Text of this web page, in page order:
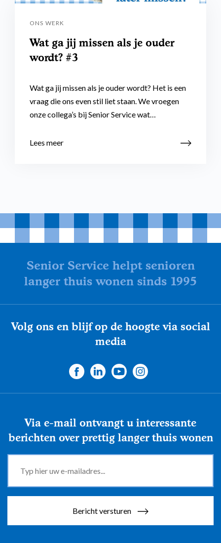
ONS WERK
Wat ga jij missen als je ouder
wordt? #3
Wat ga jij missen als je ouder wordt? Het is een
vraag die ons even stil liet staan. We vroegen
onze collega’s bij Senior Service wat…
Lees meer
Senior Service helpt senioren
langer thuis wonen sinds 1995
Volg ons en blijf op de hoogte via social
media
Via e-mail ontvangt u interessante
berichten over prettig langer thuis wonen
Bericht versturen